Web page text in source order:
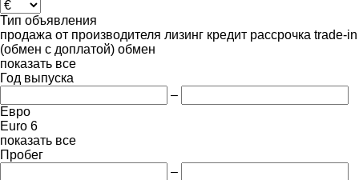
Тип объявления
продажа от производителя лизинг кредит рассрочка trade-in
(обмен с доплатой) обмен
показать все
Год выпуска
–
Евро
Euro 6
показать все
Пробег
–